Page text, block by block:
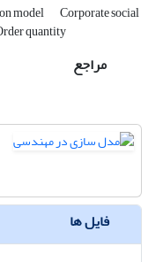
model Corporate social
quantity
مراجع
فایل ها